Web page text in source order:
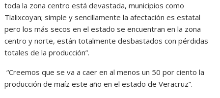
toda la zona centro está devastada, municipios como
Tlalixcoyan; simple y sencillamente la afectación es estatal
pero los más secos en el estado se encuentran en la zona
centro y norte, están totalmente desbastados con pérdidas
totales de la producción”.
“Creemos que se va a caer en al menos un 50 por ciento la
producción de maíz este año en el estado de Veracruz”.